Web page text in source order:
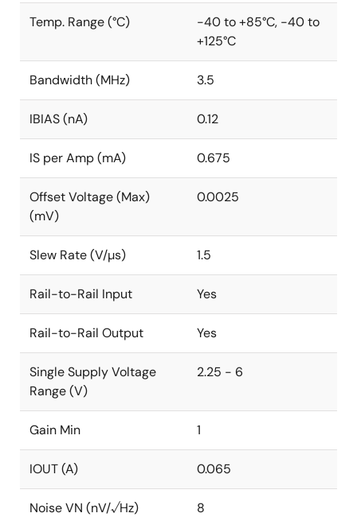
Temp. Range (°C)
-40 to +85°C, -40 to
+125°C
Bandwidth (MHz) 3.5
IBIAS (nA) 0.12
IS per Amp (mA) 0.675
Offset Voltage (Max)
(mV)
0.0025
Slew Rate (V/µs) 1.5
Rail-to-Rail Input Yes
Rail-to-Rail Output Yes
Single Supply Voltage
Range (V)
2.25 - 6
Gain Min 1
IOUT (A) 0.065
Noise VN (nV/√Hz) 8